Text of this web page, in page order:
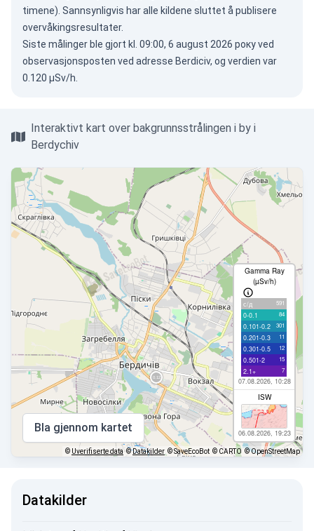
timene). Sannsynligvis har alle kildene sluttet å publisere
overvåkingsresultater.
Siste målinger ble gjort kl. 09:00, 6 august 2026 року ved
observasjonsposten ved adresse Berdiciv, og verdien var
0.120 µSv/h.
Interaktivt kart over bakgrunnsstrålingen i by i
Berdychiv
Gamma Ray
(µSv/h)
с/д 591
0-0.1 84
0.101-0.2 301
0.201-0.3 11
0.301-0.5 12
0.501-2 15
2.1+ 7
07.08.2026, 10:28
ISW
06.08.2026, 19:23
Bla gjennom kartet
© Uverifiserte data ©Datakilder © SaveEcoBot © CARTO © OpenStreetMap
Datakilder